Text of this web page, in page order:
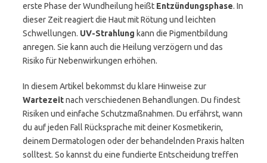
erste Phase der Wundheilung heißt Entzündungsphase. In
dieser Zeit reagiert die Haut mit Rötung und leichten
Schwellungen. UV-Strahlung kann die Pigmentbildung
anregen. Sie kann auch die Heilung verzögern und das
Risiko für Nebenwirkungen erhöhen.
In diesem Artikel bekommst du klare Hinweise zur
Wartezeitnach verschiedenen Behandlungen. Du findest
Risiken und einfache Schutzmaßnahmen. Du erfährst, wann
du auf jeden Fall Rücksprache mit deiner Kosmetikerin,
deinem Dermatologen oder der behandelnden Praxis halten
solltest. So kannst du eine fundierte Entscheidung treffen